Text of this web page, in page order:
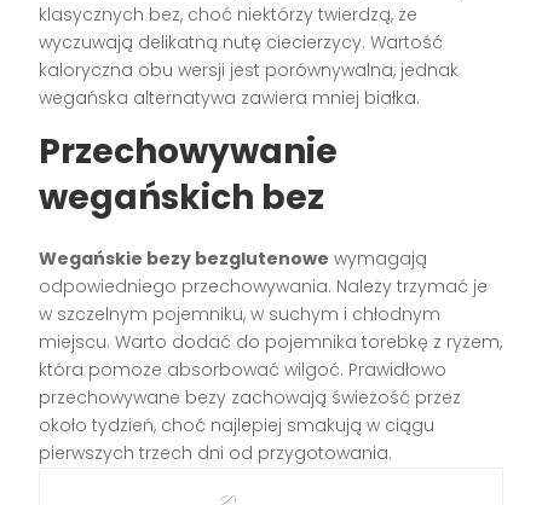
klasycznych bez, choć niektórzy twierdzą, że
wyczuwają delikatną nutę ciecierzycy. Wartość
kaloryczna obu wersji jest porównywalna, jednak
wegańska alternatywa zawiera mniej białka.
Przechowywanie
wegańskich bez
Wegańskie bezy bezglutenowe wymagają
odpowiedniego przechowywania. Należy trzymać je
w szczelnym pojemniku, w suchym i chłodnym
miejscu. Warto dodać do pojemnika torebkę z ryżem,
która pomoże absorbować wilgoć. Prawidłowo
przechowywane bezy zachowają świeżość przez
około tydzień, choć najlepiej smakują w ciągu
pierwszych trzech dni od przygotowania.